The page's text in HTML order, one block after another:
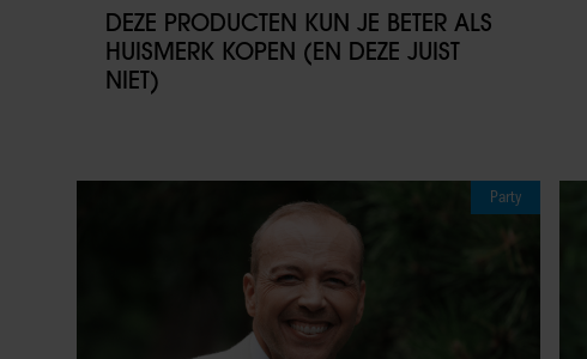
DEZE PRODUCTEN KUN JE BETER ALS
HUISMERK KOPEN (EN DEZE JUIST
NIET)
Party